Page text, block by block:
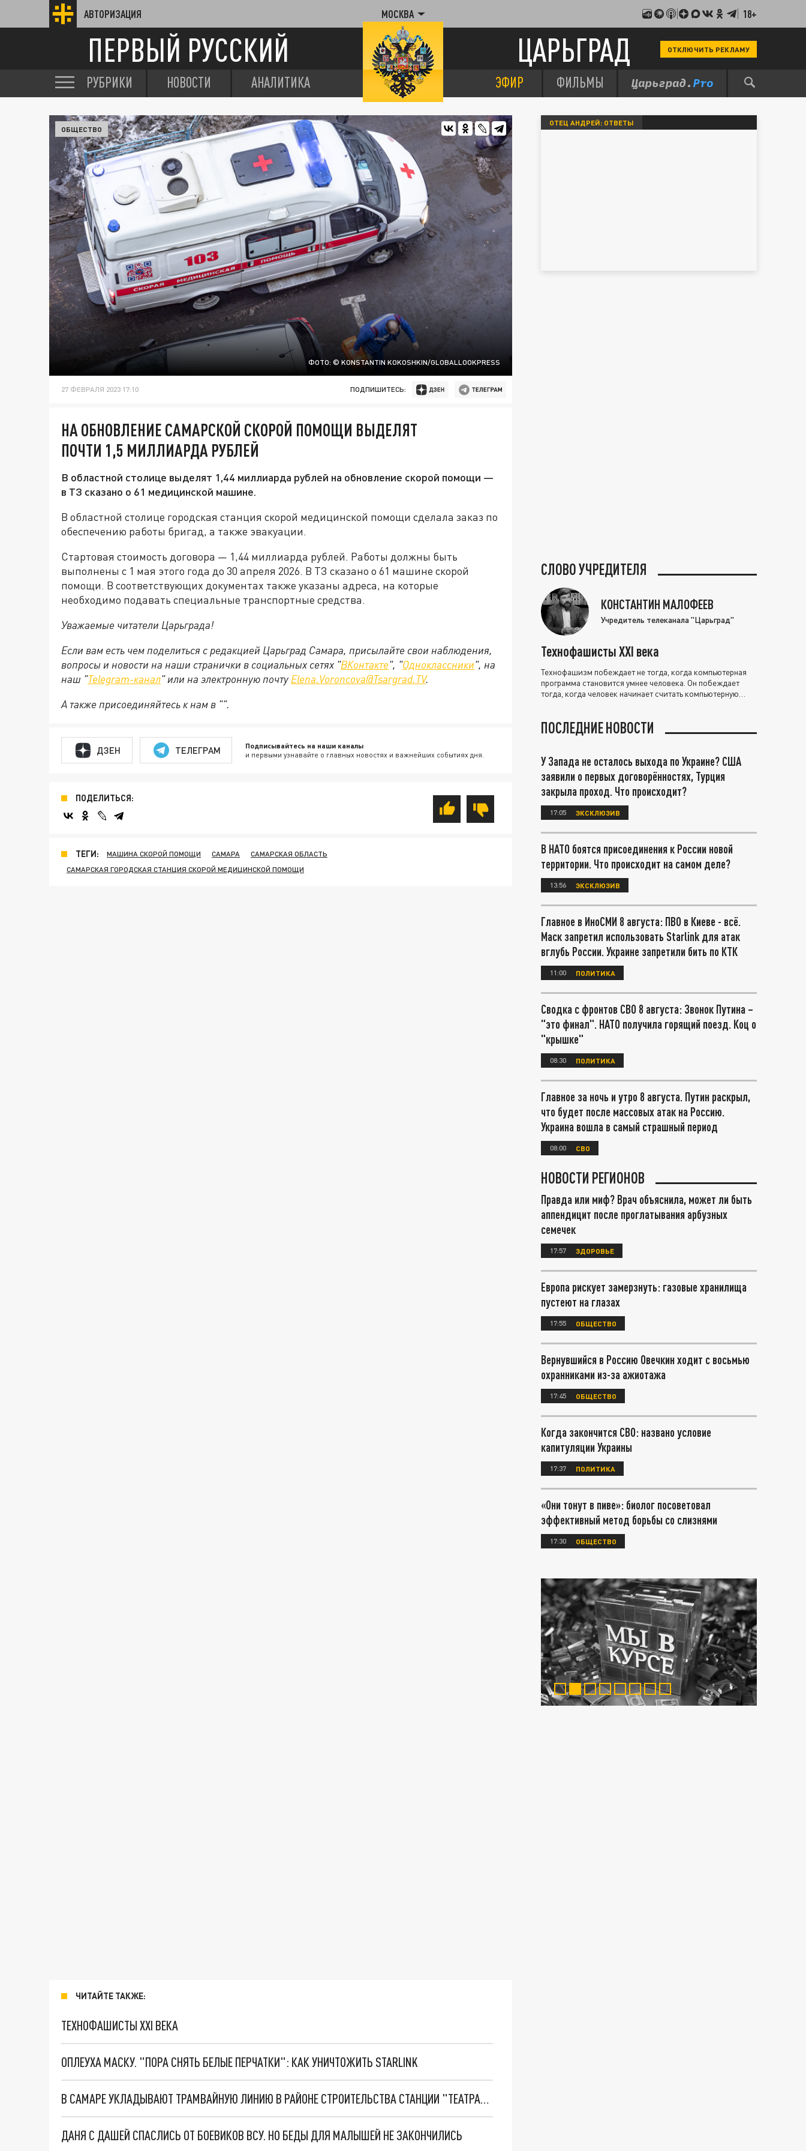
АВТОРИЗАЦИЯ МОСКВА 18+
ПЕРВЫЙ РУССКИЙ ЦАРЬГРАД ОТКЛЮЧИТЬ РЕКЛАМУ
РУБРИКИ НОВОСТИ АНАЛИТИКА ЭФИР ФИЛЬМЫ
ФОТО: © KONSTANTIN KOKOSHKIN/GLOBALLOOKPRESS
ОБЩЕСТВО
27 ФЕВРАЛЯ 2023 17:10 ПОДПИШИТЕСЬ:
НА ОБНОВЛЕНИЕ САМАРСКОЙ СКОРОЙ ПОМОЩИ ВЫДЕЛЯТ
ПОЧТИ 1,5 МИЛЛИАРДА РУБЛЕЙ
В областной столице выделят 1,44 миллиарда рублей на обновление скорой помощи —
в ТЗ сказано о 61 медицинской машине.
В областной столице городская станция скорой медицинской помощи сделала заказ по
обеспечению работы бригад, а также эвакуации.
Стартовая стоимость договора — 1,44 миллиарда рублей. Работы должны быть
выполнены с 1 мая этого года до 30 апреля 2026. В ТЗ сказано о 61 машине скорой
помощи. В соответствующих документах также указаны адреса, на которые
необходимо подавать специальные транспортные средства.
Уважаемые читатели Царьграда!
Если вам есть чем поделиться с редакцией Царьград Самара, присылайте свои наблюдения,
вопросы и новости на наши странички в социальных сетях "ВКонтакте", "Одноклассники", на
наш "Telegram-канал" или на электронную почту Elena.Voroncova@Tsargrad.TV.
А также присоединяйтесь к нам в "".
ДЗЕН ТЕЛЕГРАМ Подписывайтесь на наши каналы
и первыми узнавайте о главных новостях и важнейших событиях дня.
ПОДЕЛИТЬСЯ:
ТЕГИ: МАШИНА СКОРОЙ ПОМОЩИ САМАРА
САМАРСКАЯ ОБЛАСТЬ
САМАРСКАЯ ГОРОДСКАЯ СТАНЦИЯ СКОРОЙ МЕДИЦИНСКОЙ ПОМОЩИ
ЧИТАЙТЕ ТАКЖЕ:
ТЕХНОФАШИСТЫ XXI ВЕКА
ОПЛЕУХА МАСКУ. "ПОРА СНЯТЬ БЕЛЫЕ ПЕРЧАТКИ": КАК УНИЧТОЖИТЬ STARLINK
В САМАРЕ УКЛАДЫВАЮТ ТРАМВАЙНУЮ ЛИНИЮ В РАЙОНЕ СТРОИТЕЛЬСТВА СТАНЦИИ "ТЕАТРАЛЬНАЯ"
ДАНЯ С ДАШЕЙ СПАСЛИСЬ ОТ БОЕВИКОВ ВСУ. НО БЕДЫ ДЛЯ МАЛЫШЕЙ НЕ ЗАКОНЧИЛИСЬ
ОТЕЦ АНДРЕЙ: ОТВЕТЫ
СЛОВО УЧРЕДИТЕЛЯ
КОНСТАНТИН МАЛОФЕЕВ
Учредитель телеканала "Царьград"
Технофашисты XXI века
Технофашизм побеждает не тогда, когда компьютерная
программа становится умнее человека. Он побеждает
тогда, когда человек начинает считать компьютерную
ПОСЛЕДНИЕ НОВОСТИ
У Запада не осталось выхода по Украине? США
заявили о первых договорённостях, Турция
закрыла проход. Что происходит?
17:05 ЭКСКЛЮЗИВ
В НАТО боятся присоединения к России новой
территории. Что происходит на самом деле?
13:56 ЭКСКЛЮЗИВ
Главное в ИноСМИ 8 августа: ПВО в Киеве - всё.
Маск запретил использовать Starlink для атак
вглубь России. Украине запретили бить по КТК
11:00 ПОЛИТИКА
Сводка с фронтов СВО 8 августа: Звонок Путина –
"это финал". НАТО получила горящий поезд. Коц о
"крышке"
08:30 ПОЛИТИКА
Главное за ночь и утро 8 августа. Путин раскрыл,
что будет после массовых атак на Россию.
Украина вошла в самый страшный период
08:00 СВО
НОВОСТИ РЕГИОНОВ
Правда или миф? Врач объяснила, может ли быть
аппендицит после проглатывания арбузных
семечек
17:57 ЗДОРОВЬЕ
Европа рискует замерзнуть: газовые хранилища
пустеют на глазах
17:55 ОБЩЕСТВО
Вернувшийся в Россию Овечкин ходит с восьмью
охранниками из-за ажиотажа
17:45 ОБЩЕСТВО
Когда закончится СВО: названо условие
капитуляции Украины
17:37 ПОЛИТИКА
«Они тонут в пиве»: биолог посоветовал
эффективный метод борьбы со слизнями
17:30 ОБЩЕСТВО